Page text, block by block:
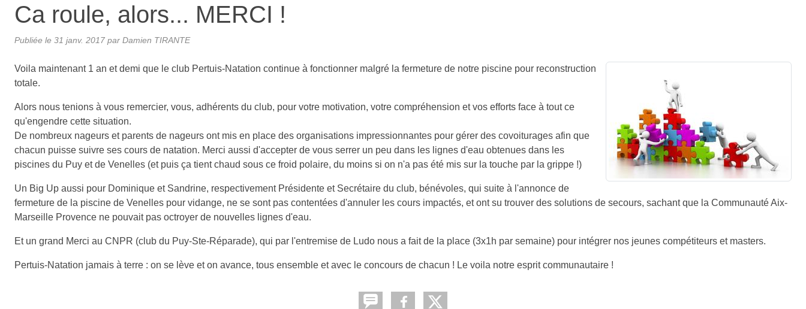
Ca roule, alors... MERCI !
Publiée le 31 janv. 2017 par Damien TIRANTE
Voila maintenant 1 an et demi que le club Pertuis-Natation continue à fonctionner malgré la fermeture de notre piscine pour reconstruction
totale.
Alors nous tenions à vous remercier, vous, adhérents du club, pour votre motivation, votre compréhension et vos efforts face à tout ce
qu'engendre cette situation.
De nombreux nageurs et parents de nageurs ont mis en place des organisations impressionnantes pour gérer des covoiturages afin que
chacun puisse suivre ses cours de natation. Merci aussi d'accepter de vous serrer un peu dans les lignes d'eau obtenues dans les
piscines du Puy et de Venelles (et puis ça tient chaud sous ce froid polaire, du moins si on n'a pas été mis sur la touche par la grippe !)
Un Big Up aussi pour Dominique et Sandrine, respectivement Présidente et Secrétaire du club, bénévoles, qui suite à l'annonce de
fermeture de la piscine de Venelles pour vidange, ne se sont pas contentées d'annuler les cours impactés, et ont su trouver des solutions de secours, sachant que la Communauté Aix-
Marseille Provence ne pouvait pas octroyer de nouvelles lignes d'eau.
Et un grand Merci au CNPR (club du Puy-Ste-Réparade), qui par l'entremise de Ludo nous a fait de la place (3x1h par semaine) pour intégrer nos jeunes compétiteurs et masters.
Pertuis-Natation jamais à terre : on se lève et on avance, tous ensemble et avec le concours de chacun ! Le voila notre esprit communautaire !